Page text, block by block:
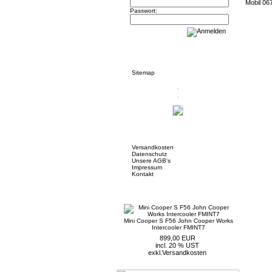
Passwort:
Sitemap
Versandkosten
Datenschutz
Unsere AGB's
Impressum
Kontakt
Mini Cooper S F56 John Cooper Works
Intercooler FMINT7
899,00 EUR
incl. 20 % UST
exkl. Versandkosten
Mobil